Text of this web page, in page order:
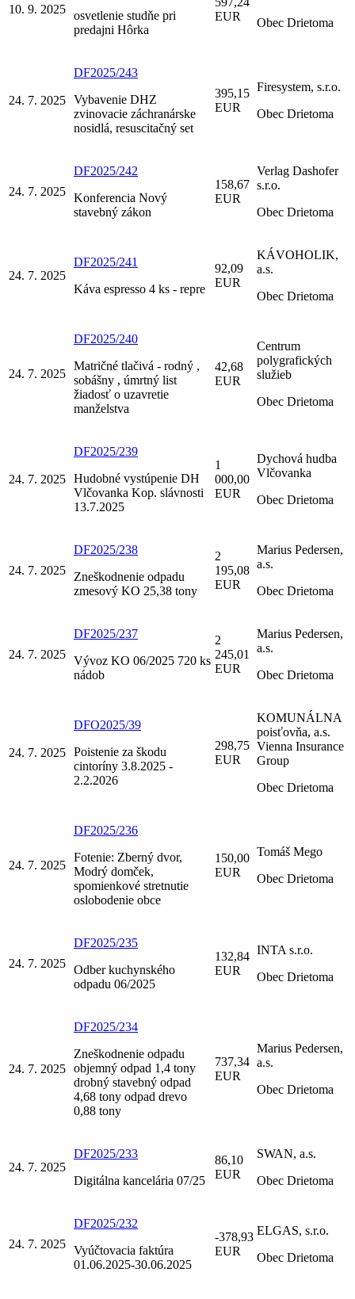
10. 9. 2025 osvetlenie studňe pri
predajni Hôrka
EUR
Obec Drietoma
24. 7. 2025
DF2025/243
Vybavenie DHZ
zvinovacie záchranárske
nosidlá, resuscitačný set
395,15
EUR
Firesystem, s.r.o.
Obec Drietoma
24. 7. 2025
DF2025/242
Konferencia Nový
stavebný zákon
158,67
EUR
Verlag Dashofer
s.r.o.
Obec Drietoma
24. 7. 2025
DF2025/241
Káva espresso 4 ks - repre
92,09
EUR
KÁVOHOLIK,
a.s.
Obec Drietoma
24. 7. 2025
DF2025/240
Matričné tlačivá - rodný ,
sobášny , úmrtný list
žiadosť o uzavretie
manželstva
42,68
EUR
Centrum
polygrafických
služieb
Obec Drietoma
24. 7. 2025
DF2025/239
Hudobné vystúpenie DH
Vlčovanka Kop. slávnosti
13.7.2025
1
000,00
EUR
Dychová hudba
Vlčovanka
Obec Drietoma
24. 7. 2025
DF2025/238
Zneškodnenie odpadu
zmesový KO 25,38 tony
2
195,08
EUR
Marius Pedersen,
a.s.
Obec Drietoma
24. 7. 2025
DF2025/237
Vývoz KO 06/2025 720 ks
nádob
2
245,01
EUR
Marius Pedersen,
a.s.
Obec Drietoma
24. 7. 2025
DFO2025/39
Poistenie za škodu
cintoríny 3.8.2025 -
2.2.2026
298,75
EUR
KOMUNÁLNA
poisťovňa, a.s.
Vienna Insurance
Group
Obec Drietoma
24. 7. 2025
DF2025/236
Fotenie: Zberný dvor,
Modrý domček,
spomienkové stretnutie
oslobodenie obce
150,00
EUR
Tomáš Mego
Obec Drietoma
24. 7. 2025
DF2025/235
Odber kuchynského
odpadu 06/2025
132,84
EUR
INTA s.r.o.
Obec Drietoma
24. 7. 2025
DF2025/234
Zneškodnenie odpadu
objemný odpad 1,4 tony
drobný stavebný odpad
4,68 tony odpad drevo
0,88 tony
737,34
EUR
Marius Pedersen,
a.s.
Obec Drietoma
24. 7. 2025
DF2025/233
Digitálna kancelária 07/25
86,10
EUR
SWAN, a.s.
Obec Drietoma
24. 7. 2025
DF2025/232
Vyúčtovacia faktúra
01.06.2025-30.06.2025
-378,93
EUR
ELGAS, s.r.o.
Obec Drietoma